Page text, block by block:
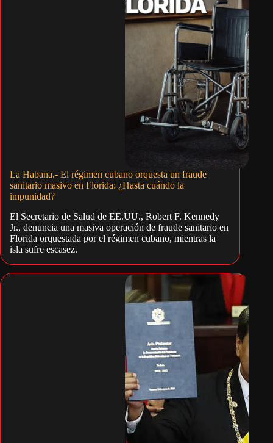
La Habana.- El régimen cubano orquesta un fraude
sanitario masivo en Florida: ¿Hasta cuándo la
impunidad?
El Secretario de Salud de EE.UU., Robert F. Kennedy
Jr., denuncia una masiva operación de fraude sanitario en
Florida orquestada por el régimen cubano, mientras la
isla sufre escasez.